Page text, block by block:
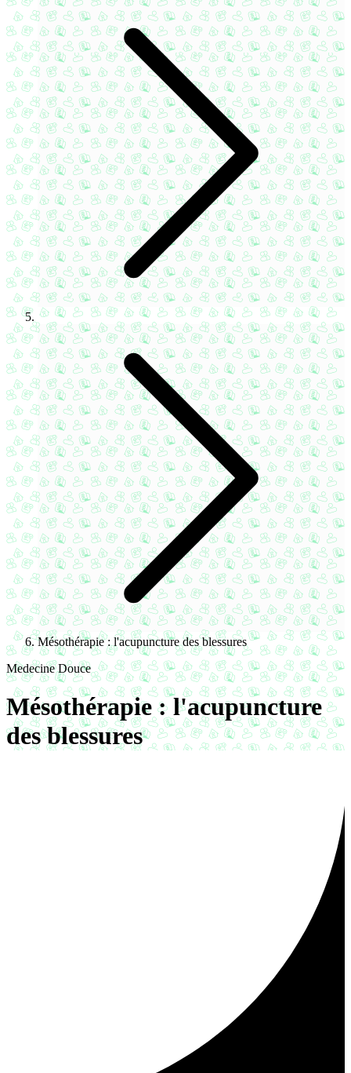
Mésothérapie : l'acupuncture des blessures
Medecine Douce
Mésothérapie : l'acupuncture
des blessures